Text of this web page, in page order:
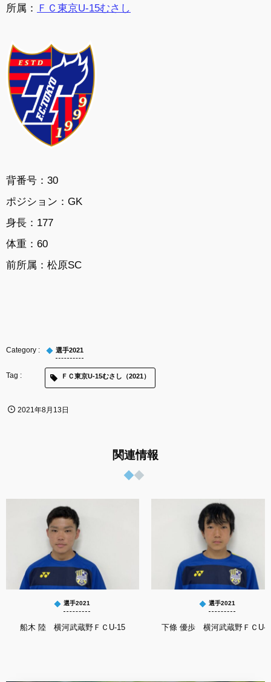
所属： ＦＣ東京U-15むさし
背番号：30
ポジション：GK
身長：177
体重：60
前所属：松原SC
選手2021
ＦＣ東京U-15むさし（2021）
2021年8月13日
関連情報
選手2021
船木 陸 横河武蔵野ＦＣU-15
選手2021
下條 優歩 横河武蔵野ＦＣU-